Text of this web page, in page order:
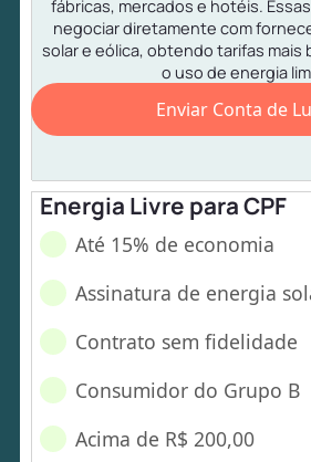
fábricas, mercados e hotéis.
negociar diretamente com
solar e eólica, obtendo tarifas mais
o uso de energia
Enviar Conta de
Energia Livre para CPF
Até 15% de economia
Assinatura de energia
Contrato sem fidelidade
Consumidor do Grupo B
Acima de R$ 200,00